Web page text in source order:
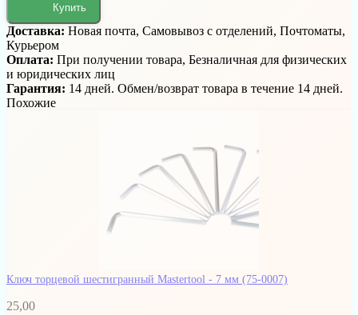
Купить
Доставка: Новая почта, Самовывоз с отделений, Почтоматы,
Курьером
Оплата: При получении товара, Безналичная для физических
и юридических лиц
Гарантия: 14 дней. Обмен/возврат товара в течение 14 дней.
Похожие
Ключ торцевой шестигранный Mastertool - 7 мм (75-0007)
25,00